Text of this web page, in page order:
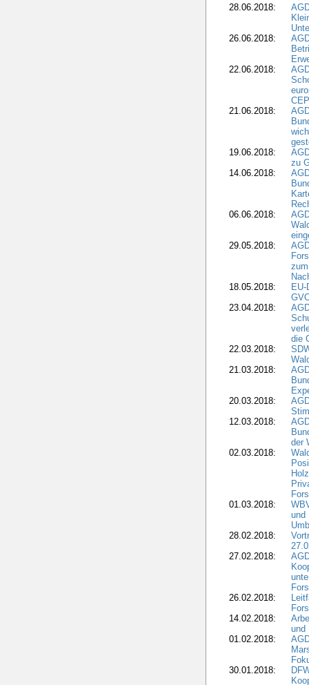
28.06.2018:
26.06.2018:
22.06.2018:
21.06.2018:
19.06.2018:
zu
14.06.2018:
06.06.2018:
29.05.2018:
18.05.2018:
23.04.2018:
die
22.03.2018:
21.03.2018:
20.03.2018:
12.03.2018:
der
02.03.2018:
01.03.2018:
und
28.02.2018:
27.02.2018:
26.02.2018:
14.02.2018:
und
01.02.2018:
30.01.2018: